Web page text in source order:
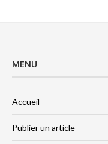
MENU
Accueil
Publier un article